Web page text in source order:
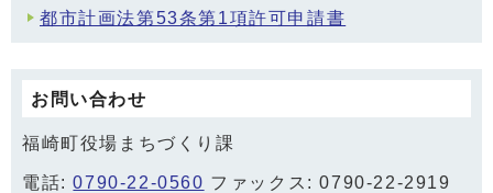
都市計画法第53条第1項許可申請書
お問い合わせ
福崎町役場まちづくり課
電話:0790-22-0560 ファックス: 0790-22-2919